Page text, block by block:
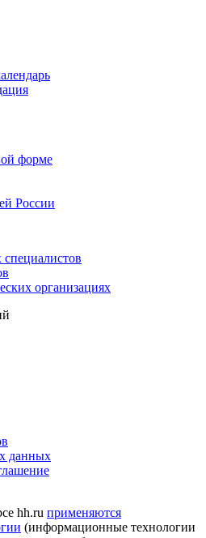
форме
России
организациях
данных
hh.ru применяются
(информационные технологии